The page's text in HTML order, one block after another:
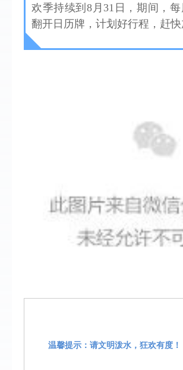
欢季持续到8 月 31 日，期间，
翻开日历牌，计划好行程，赶
温馨提示：请文明泼水，狂欢有度！